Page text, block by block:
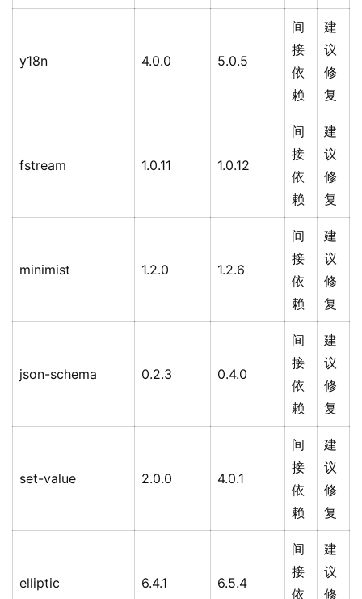
y18n 4.0.0 5.0.5
间
接
依
赖
建
议
修
复
fstream 1.0.11 1.0.12
间
接
依
赖
建
议
修
复
minimist 1.2.0 1.2.6
间
接
依
赖
建
议
修
复
json-schema 0.2.3 0.4.0
间
接
依
赖
建
议
修
复
set-value 2.0.0 4.0.1
间
接
依
赖
建
议
修
复
elliptic 6.4.1 6.5.4
间
接
依
建
议
修